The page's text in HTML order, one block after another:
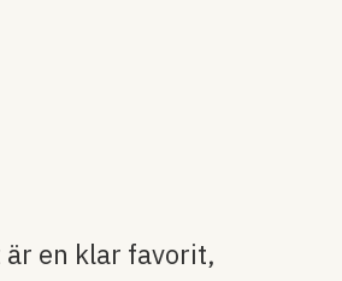
är en klar favorit,